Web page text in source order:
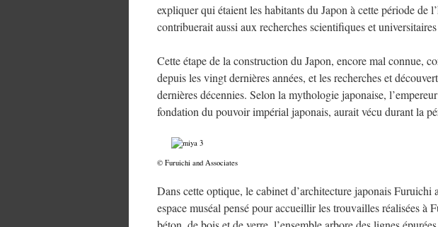
expliquer qui étaient les habitants du Japon à cette période de
contribuerait aussi aux recherches scientifiques et
Cette étape de la construction du Japon, encore mal connue,
depuis les vingt dernières années, et les recherches et
dernières décennies. Selon la mythologie japonaise,
fondation du pouvoir impérial japonais, aurait vécu durant la
© Furuichi and Associates
Dans cette optique, le cabinet d’architecture japonais Furuichi
espace muséal pensé pour accueillir les trouvailles réalisées à